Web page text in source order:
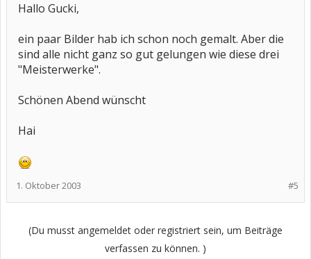
Hallo Gucki,
ein paar Bilder hab ich schon noch gemalt. Aber die
sind alle nicht ganz so gut gelungen wie diese drei
"Meisterwerke".
Schönen Abend wünscht
Hai
#5
1. Oktober 2003
(Du musst angemeldet oder registriert sein, um Beiträge
verfassen zu können. )